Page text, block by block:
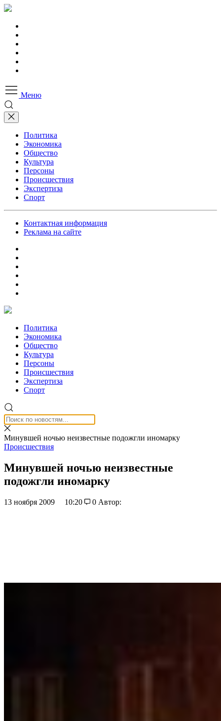
Меню
Политика
Экономика
Общество
Культура
Персоны
Происшествия
Экспертиза
Спорт
Контактная информация
Реклама на сайте
Политика
Экономика
Общество
Культура
Персоны
Происшествия
Экспертиза
Спорт
Минувшей ночью неизвестные подожгли иномарку
Происшествия
Минувшей ночью неизвестные
подожгли иномарку
13 ноября 2009 10:20 0 Автор: